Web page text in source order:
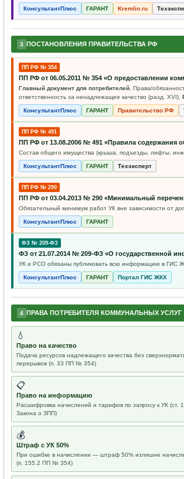
КонсультантПлюс ГАРАНТ Kremlin.ru
3 ПОСТАНОВЛЕНИЯ ПРАВИТЕЛЬСТВА РФ
ПП РФ № 354
ПП РФ от 06.05.2011 № 354 «О предоставлении
Главный документ для потребителей. Права/
ответственность за ненадлежащее качество (разд. XVI).
КонсультантПлюс ГАРАНТ Правительство РФ
ПП РФ № 491
ПП РФ от 13.08.2006 № 491 «Правила содержания
Состав общего имущества (крыша, подъезды, лифты,
КонсультантПлюс ГАРАНТ Техэксперт
ПП РФ № 290
ПП РФ от 03.04.2013 № 290 «Минимальный
Обязательный минимум работ УК вне зависимости от
КонсультантПлюс ГАРАНТ
ФЗ № 209-ФЗ
ФЗ от 21.07.2014 № 209-ФЗ «О государственной
УК и РСО обязаны публиковать всю информацию в ГИС
КонсультантПлюс ГАРАНТ Портал ГИС ЖКХ
4 ПРАВА ПОТРЕБИТЕЛЯ КОММУНАЛЬНЫХ УСЛУГ
💧
Право на качество
Подача ресурсов надлежащего качества без
перерывов (п. 33 ПП № 354)
📋
Право на информацию
Расшифровка начислений и тарифов по запросу к УК (ст.
Закона о ЗПП)
💰
Штраф с УК 50%
При ошибке в начислении — штраф 50% излишне
(п. 155.2 ПП № 354)